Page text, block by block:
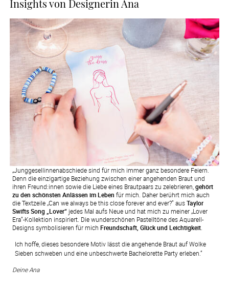
Insights von Designerin Ana
„Junggesellinnenabschiede sind für mich immer ganz besondere Feiern.
Denn die einzigartige Beziehung zwischen einer angehenden Braut und
ihren Freund:innen sowie die Liebe eines Brautpaars zu zelebrieren,gehört
zu den schönsten Anlässen im Leben für mich. Daher berührt mich auch
die Textzeile „Can we always be this close forever and ever?” ausTaylor
Swifts Song „Lover“jedes Mal aufs Neue und hat mich zu meiner „Lover
Era“-Kollektion inspiriert. Die wunderschönen Pastelltöne des Aquarell-
Designs symbolisieren für mich Freundschaft, Glück und Leichtigkeit.
Ich hoffe, dieses besondere Motiv lässt die angehende Braut auf Wolke
Sieben schweben und eine unbeschwerte Bachelorette Party erleben.“
Deine Ana